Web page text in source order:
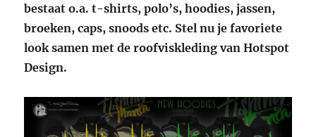
bestaat o.a. t-shirts, polo’s, hoodies, jassen,
broeken, caps, snoods etc. Stel nu je favoriete
look samen met de roofviskleding van Hotspot
Design.